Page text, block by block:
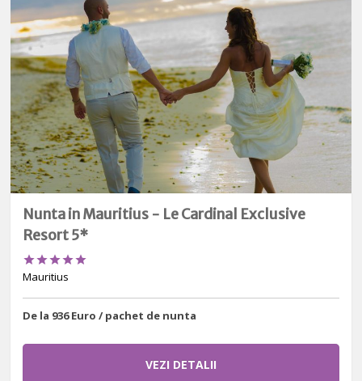
Nunta in Mauritius - Le Cardinal Exclusive
Resort 5*

Mauritius
De la 936 Euro / pachet de nunta
VEZI DETALII